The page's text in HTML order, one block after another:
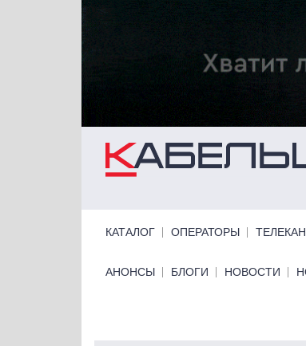
Перейти к основному содержанию
КАТАЛОГ ОПЕРАТОРЫ
Primary links bottom
АНОНСЫ БЛОГИ НОВОСТИ